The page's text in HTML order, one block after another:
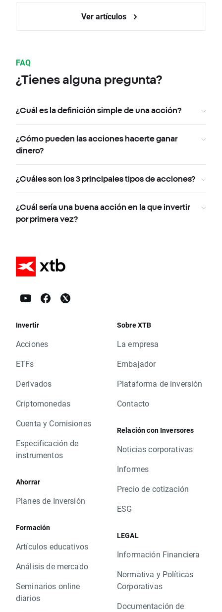
Ver artículos
FAQ
¿Tienes alguna pregunta?
¿Cuál es la definición simple de una acción?
¿Cómo pueden las acciones hacerte ganar
dinero?
¿Cuáles son los 3 principales tipos de acciones?
¿Cuál sería una buena acción en la que invertir
por primera vez?
Invertir
Acciones
ETFs
Derivados
Criptomonedas
Cuenta y Comisiones
Especificación de
instrumentos
Ahorrar
Planes de Inversión
Formación
Artículos educativos
Análisis de mercado
Seminarios online
diarios
Sobre XTB
La empresa
Embajador
Plataforma de inversión
Contacto
Relación con Inversores
Noticias corporativas
Informes
Precio de cotización
ESG
LEGAL
Información Financiera
Normativa y Políticas
Corporativas
Documentación de